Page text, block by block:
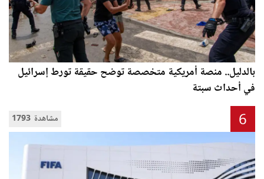
بالدليل.. منصة أمريكية متخصصة توضح حقيقة تورط إسرائيل
في أحداث سبتة
1793 مشاهدة 6